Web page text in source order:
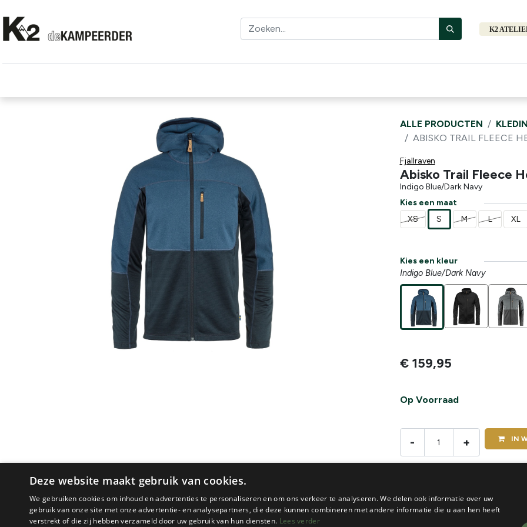
K2
ALLE PRODUCTEN
ABISKO TRAIL FLEECE
Fjallraven
Abisko Trail Fleece
Indigo Blue/Dark Navy
Kies een maat
XS
S M L XL
Kies een kleur
Indigo Blue/Dark Navy
€ 159,95
Op Voorraad
- + IN
Deze website maakt gebruik van cookies.
We gebruiken cookies om inhoud en advertenties te personaliseren en om ons verkeer te analyseren. We delen ook informatie over uw
gebruik van onze site met onze advertentie- en analysepartners, die deze kunnen combineren met andere informatie die u aan hen heeft
verstrekt of die zij hebben verzameld door uw gebruik van hun diensten. Lees verder